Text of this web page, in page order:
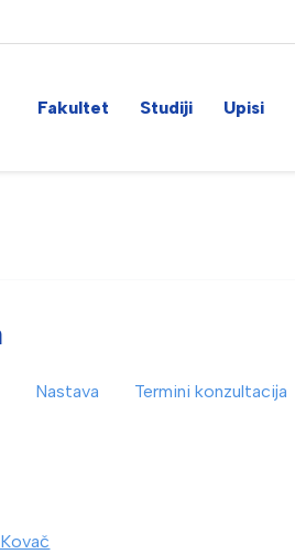
Fakultet Studiji Upisi
Nastava Termini konzultacija